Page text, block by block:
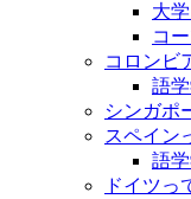
大
コ
コロンビ
語
シンガポ
スペイン
語
ドイツっ